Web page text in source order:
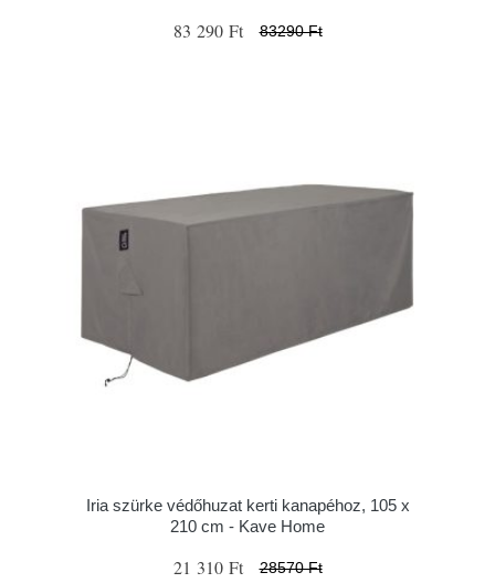
83 290 Ft 83290 Ft
Iria szürke védőhuzat kerti kanapéhoz, 105 x
210 cm - Kave Home
21 310 Ft 28570 Ft